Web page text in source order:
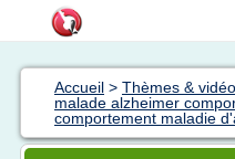
Accueil > Thèmes &
malade alzheimer
comportement maladie